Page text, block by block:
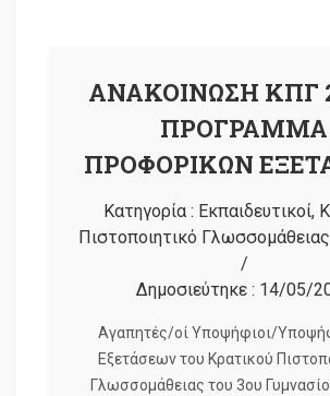
ΑΝΑΚΟΙΝΩΣΗ ΚΠΓ
ΠΡΟΓΡΑΜΜΑ
ΠΡΟΦΟΡΙΚΩΝ
Κατηγορία : Εκπαιδευτικοί,
Πιστοποιητικό Γλωσσομάθειας
/
Δημοσιεύτηκε : 14/05/
Αγαπητές/οί Υποψήφιοι/
Εξετάσεων του Κρατικού
Γλωσσομάθειας του 3ου